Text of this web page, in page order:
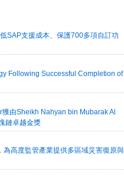
SAP支援成本、保護700多項自訂功
Following Successful Completion of
由Sheikh Nahyan bin Mubarak Al
鏈卓越金獎
高度監管產業提供多區域災害復原與